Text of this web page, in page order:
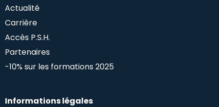
Actualité
Carrière
Accès P.S.H.
Partenaires
-10% sur les formations 2025
Informations légales